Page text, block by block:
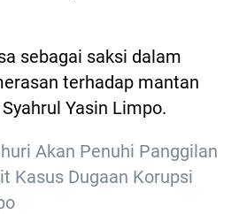
sebagai saksi dalam
terhadap mantan
Yasin Limpo.
Akan Penuhi Panggilan
Kasus Dugaan Korupsi